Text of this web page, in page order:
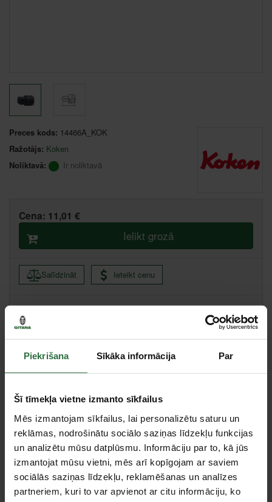
Piekrišana Sīkāka informācija Par
Šī tīmekļa vietne izmanto sīkfailus
Mēs izmantojam sīkfailus, lai personalizētu saturu un
reklāmas, nodrošinātu sociālo saziņas līdzekļu funkcijas
un analizētu mūsu datplūsmu. Informāciju par to, kā jūs
izmantojat mūsu vietni, mēs arī kopīgojam ar saviem
sociālās saziņas līdzekļu, reklamēšanas un analīzes
partneriem, kuri to var apvienot ar citu informāciju, ko
Preces kods: 14466A_KOK
Ražotājs: Koken
Noliktavā:
Ir noliktavā
Cena: 11,01 €
Ielikt grozā
Salīdzināt Ieteikt cenu
Liepāja, Zemnieku iela 60, Liepāja Saņemšana 1 stundas laikā
Stiprinājuma kvadrāts
3/4" / 1/2"
Garums
44 mm
Izmērs
1/2" / 3/4"
Tips
Adapteri
Trieciena
Jā